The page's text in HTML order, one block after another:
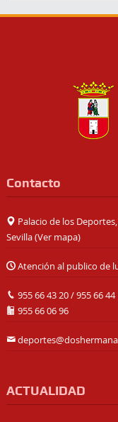
Contacto
Palacio de los
Sevilla (Ver mapa)
Atención al publico de
955 66 43 20/955 66 44
955 66 06 96
ACTUALIDAD